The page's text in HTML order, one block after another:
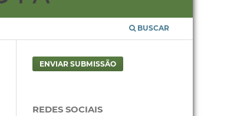
BUSCAR
ENVIAR SUBMISSÃO
REDES SOCIAIS